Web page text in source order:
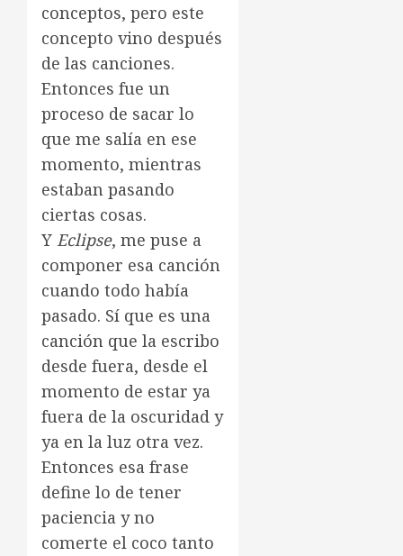
conceptos, pero este
concepto vino después
de las canciones.
Entonces fue un
proceso de sacar lo
que me salía en ese
momento, mientras
estaban pasando
ciertas cosas.
Y Eclipse, me puse a
componer esa canción
cuando todo había
pasado. Sí que es una
canción que la escribo
desde fuera, desde el
momento de estar ya
fuera de la oscuridad y
ya en la luz otra vez.
Entonces esa frase
define lo de tener
paciencia y no
comerte el coco tanto